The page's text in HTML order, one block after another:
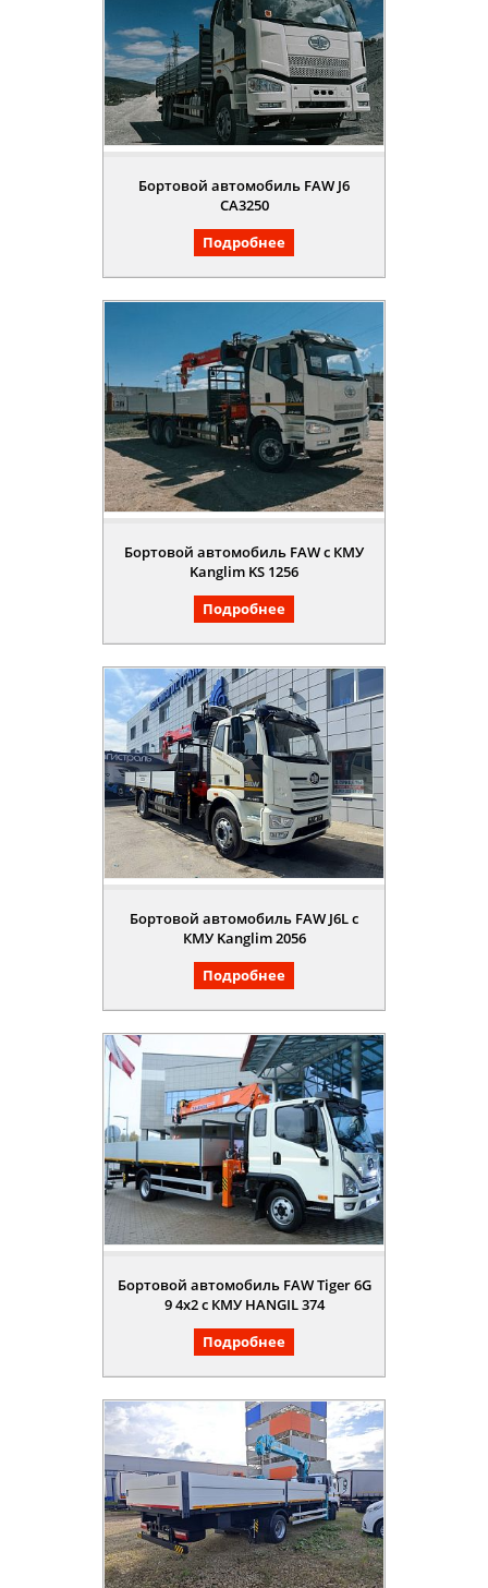
Бортовой автомобиль FAW J6
CA3250
Подробнее
Бортовой автомобиль FAW с КМУ
Kanglim KS 1256
Подробнее
Бортовой автомобиль FAW J6L с
КМУ Kanglim 2056
Подробнее
Бортовой автомобиль FAW Tiger 6G
9 4х2 с КМУ HANGIL 374
Подробнее